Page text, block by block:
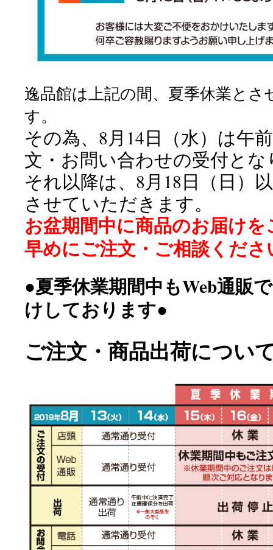
逸品館は上記の間、夏季休業とさ
す。
その為、8月14日（水）は午
文・お問い合わせの受付とな
それ以降は、8月18日（日）
させていただきます。
お盆期間中に商品のお届け
早めにご注文・ご相談くださ
●夏季休業期間中もWeb通販
けしております●
ご注文・商品出荷につい